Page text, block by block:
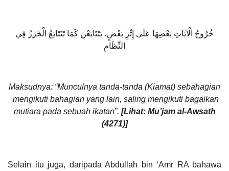
خُرُوجُ الْآيَاتِ بَعْضِهَا عَلَى إِثْرِ بَعْضٍ، يَتَتَابَعْنَ كَمَا تَتَتَابَعُ الْخَرَزُ فِي
النِّظَامِ
Maksudnya: “Munculnya tanda-tanda (Kiamat) sebahagian
mengikuti bahagian yang lain, saling mengikuti bagaikan
mutiara pada sebuah ikatan”. [Lihat: Mu’jam al-Awsath
(4271)]
Selain itu juga, daripada Abdullah bin ‘Amr RA bahawa